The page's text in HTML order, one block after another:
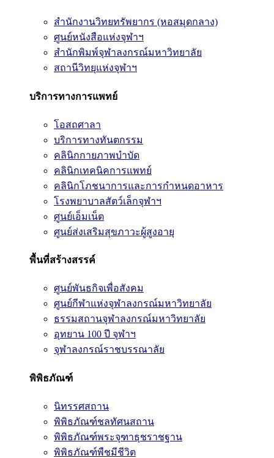
สำนักงานวิทยทรัพยากร (หอสมุดกลาง)
ศูนย์หนังสือแห่งจุฬาฯ
สำนักพิมพ์จุฬาลงกรณ์มหาวิทยาลัย
สถานีวิทยุแห่งจุฬาฯ
บริการทางการแพทย์
โอสถศาลา
บริการทางทันตกรรม
คลินิกกายภาพบำบัด
คลินิกเทคนิคการแพทย์
คลินิกโภชนาการและการกำหนดอาหาร
โรงพยาบาลสัตว์เล็กจุฬาฯ
ศูนย์เอ็มเน็ต
ศูนย์ส่งเสริมสุขภาวะผู้สูงอายุ
พื้นที่สร้างสรรค์
ศูนย์พันธกิจเพื่อสังคม
ศูนย์กีฬาแห่งจุฬาลงกรณ์มหาวิทยาลัย
ธรรมสถานจุฬาลงกรณ์มหาวิทยาลัย
อุทยาน 100 ปี จุฬาฯ
จุฬาลงกรณ์ราชบรรณาลัย
พิพิธภัณฑ์
นิทรรศสถาน
พิพิธภัณฑ์ชลทัศนสถาน
พิพิธภัณฑ์พระจุฑาธุชราชฐาน
พิพิธภัณฑ์พืชมีชีวิต